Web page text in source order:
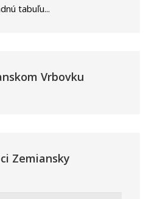
tabuľu...
Vrbovku
Zemiansky